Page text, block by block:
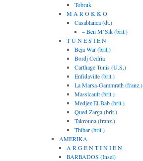
Tobruk
M A R O K K O
Casablanca (dt.)
– Ben M`Sik (brit.)
T U N E S I E N
Beja War (brit.)
Bordj Cedria
Carthage Tunis (U.S.)
Enfidaville (brit.)
La Marsa-Gammrath (franz.)
Massicault (brit.)
Medjez El-Bab (brit.)
Qued Zarga (brit.)
Takrouna (franz.)
Thibar (brit.)
AMERIKA
A R G E N T I N I E N
BARBADOS (Insel)